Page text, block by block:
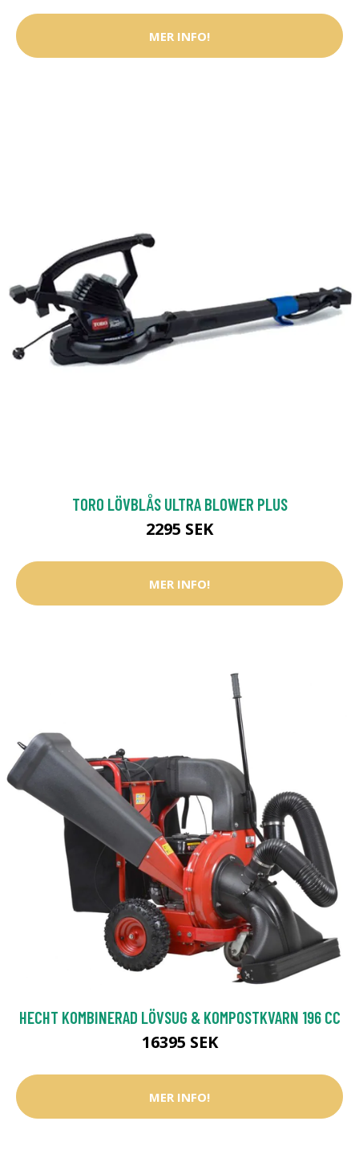
MER INFO!
TORO LÖVBLÅS ULTRA BLOWER PLUS
2295 SEK
MER INFO!
HECHT KOMBINERAD LÖVSUG & KOMPOSTKVARN 196 CC
16395 SEK
MER INFO!